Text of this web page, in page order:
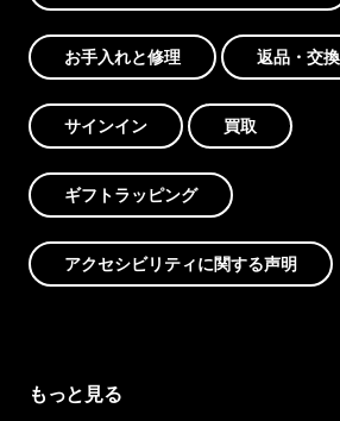
お手入れと修理 返品・交換
サインイン 買取
ギフトラッピング
アクセシビリティに関する声明
もっと見る